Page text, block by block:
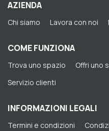
AZIENDA
Chi siamo Lavora con noi
COME FUNZIONA
Trova uno spazio Offri uno
Servizio clienti
INFORMAZIONI LEGALI
Termini e condizioni